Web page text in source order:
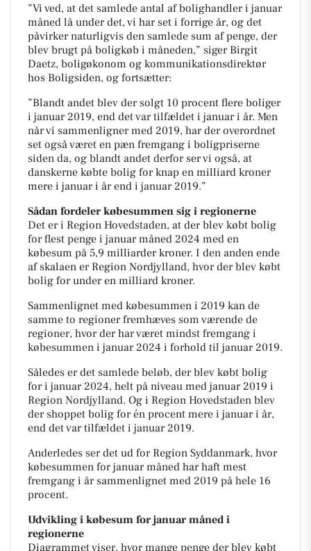
”Vi ved, at det samlede antal af bolighandler i januar
måned lå under det, vi har set i forrige år, og det
påvirker naturligvis den samlede sum af penge, der
blev brugt på boligkøb i måneden,” siger Birgit
Daetz, boligøkonom og kommunikationsdirektør
hos Boligsiden, og fortsætter:
”Blandt andet blev der solgt 10 procent flere boliger
i januar 2019, end det var tilfældet i januar i år. Men
når vi sammenligner med 2019, har der overordnet
set også været en pæn fremgang i boligpriserne
siden da, og blandt andet derfor ser vi også, at
danskerne købte bolig for knap en milliard kroner
mere i januar i år end i januar 2019.”
Sådan fordeler købesummen sig i regionerne
Det er i Region Hovedstaden, at der blev købt bolig
for flest penge i januar måned 2024 med en
købesum på 5,9 milliarder kroner. I den anden ende
af skalaen er Region Nordjylland, hvor der blev købt
bolig for under en milliard kroner.
Sammenlignet med købesummen i 2019 kan de
samme to regioner fremhæves som værende de
regioner, hvor der har været mindst fremgang i
købesummen i januar 2024 i forhold til januar 2019.
Således er det samlede beløb, der blev købt bolig
for i januar 2024, helt på niveau med januar 2019 i
Region Nordjylland. Og i Region Hovedstaden blev
der shoppet bolig for én procent mere i januar i år,
end det var tilfældet i januar 2019.
Anderledes ser det ud for Region Syddanmark, hvor
købesummen for januar måned har haft mest
fremgang i år sammenlignet med 2019 på hele 16
procent.
Udvikling i købesum for januar måned i
regionerne
Diagrammet viser, hvor mange penge der blev købt